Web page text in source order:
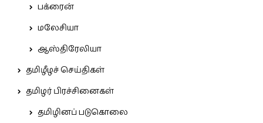
பக்ரைன்
மலேசியா
ஆஸ்திரேலியா
தமிழீழச் செய்திகள்
தமிழர் பிரச்சினைகள்
தமிழினப் படுகொலை